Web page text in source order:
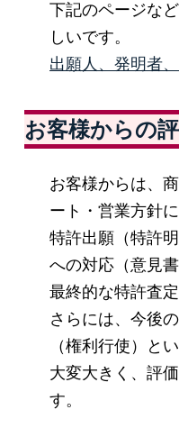
下記のページな
しいです。
出願人、発明者
お客様からの
お客様からは、
ート・営業方針
特許出願（特許
への対応（意見書
最終的な特許査定
さらには、今後
（権利行使）と
大変大きく、評
す。